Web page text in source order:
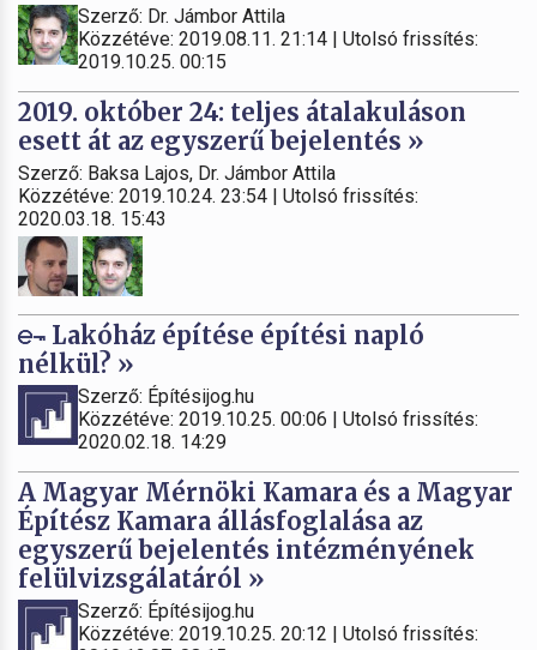
Szerző: Dr. Jámbor Attila
Közzétéve: 2019.08.11. 21:14 | Utolsó frissítés:
2019.10.25. 00:15
2019. október 24: teljes átalakuláson
esett át az egyszerű bejelentés »
Szerző: Baksa Lajos, Dr. Jámbor Attila
Közzétéve: 2019.10.24. 23:54 | Utolsó frissítés:
2020.03.18. 15:43
Lakóház építése építési napló
nélkül? »
Szerző: Építésijog.hu
Közzétéve: 2019.10.25. 00:06 | Utolsó frissítés:
2020.02.18. 14:29
A Magyar Mérnöki Kamara és a Magyar
Építész Kamara állásfoglalása az
egyszerű bejelentés intézményének
felülvizsgálatáról »
Szerző: Építésijog.hu
Közzétéve: 2019.10.25. 20:12 | Utolsó frissítés: